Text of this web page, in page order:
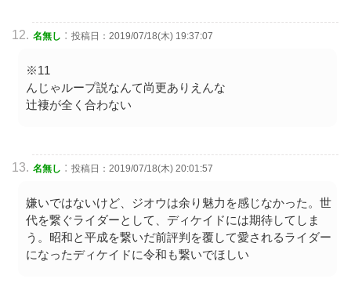
名無し : 投稿日：2019/07/18(木) 19:37:07
※11
んじゃループ説なんて尚更ありえんな
辻褄が全く合わない
名無し : 投稿日：2019/07/18(木) 20:01:57
嫌いではないけど、ジオウは余り魅力を感じなかった。世
代を繋ぐライダーとして、ディケイドには期待してしま
う。昭和と平成を繋いだ前評判を覆して愛されるライダー
になったディケイドに令和も繋いでほしい